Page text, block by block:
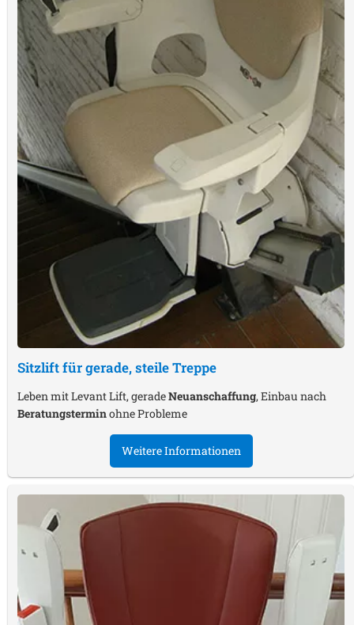
Sitzlift für gerade, steile Treppe
Leben mit Levant Lift, geradeNeuanschaffung, Einbau nach
Beratungsterminohne Probleme
Weitere Informationen